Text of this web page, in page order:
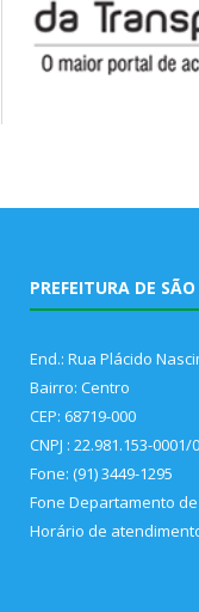
PREFEITURA DE
End.: Rua Plácido
Bairro: Centro
CEP: 68719-000
CNPJ : 22.981.153-0001/
Fone: (91) 3449-1295
Fone Departamento de
Horário de